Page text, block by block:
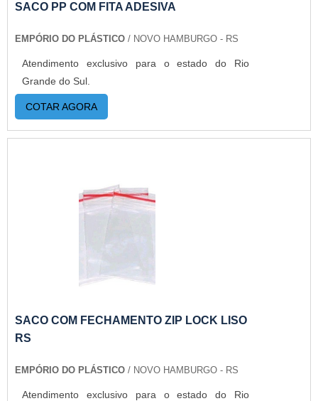
SACO PP COM FITA ADESIVA
EMPÓRIO DO PLÁSTICO / NOVO HAMBURGO - RS
Atendimento exclusivo para o estado do Rio
Grande do Sul.
COTAR AGORA
SACO COM FECHAMENTO ZIP LOCK LISO
RS
EMPÓRIO DO PLÁSTICO / NOVO HAMBURGO - RS
Atendimento exclusivo para o estado do Rio